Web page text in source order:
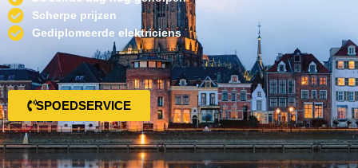
Scherpe prijzen
Gediplomeerde elektriciens
SPOEDSERVICE